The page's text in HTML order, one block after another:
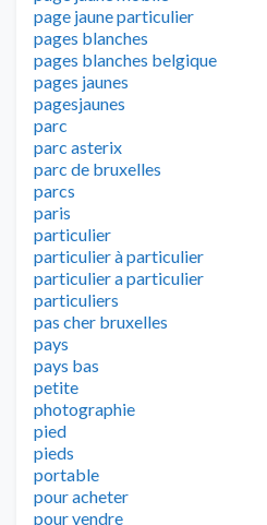
page jaune particulier
pages blanches
pages blanches belgique
pages jaunes
pagesjaunes
parc
parc asterix
parc de bruxelles
parcs
paris
particulier
particulier à particulier
particulier a particulier
particuliers
pas cher bruxelles
pays
pays bas
petite
photographie
pied
pieds
portable
pour acheter
pour vendre